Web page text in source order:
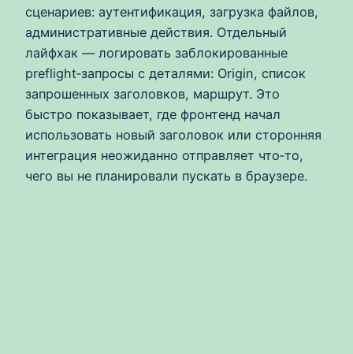
сценариев: аутентификация, загрузка файлов,
административные действия. Отдельный
лайфхак — логировать заблокированные
preflight‑запросы с деталями: Origin, список
запрошенных заголовков, маршрут. Это
быстро показывает, где фронтенд начал
использовать новый заголовок или сторонняя
интеграция неожиданно отправляет что‑то,
чего вы не планировали пускать в браузере.